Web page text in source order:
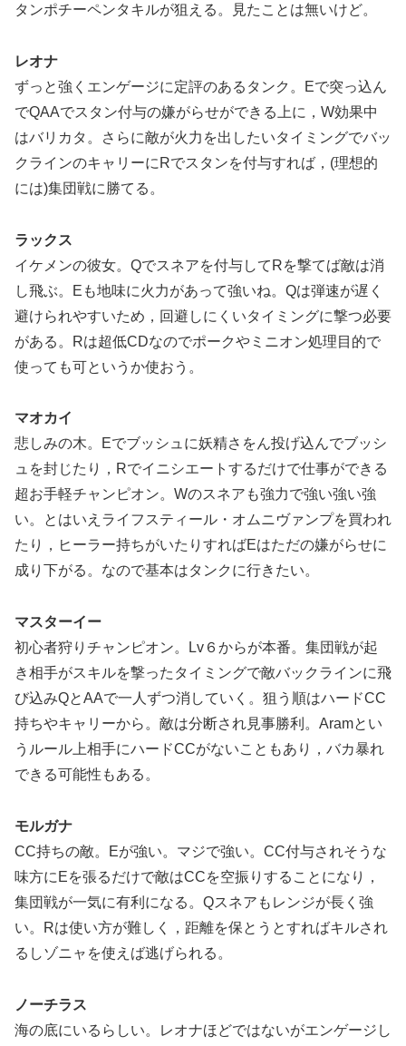
タンポチーペンタキルが狙える。見たことは無いけど。
レオナ
ずっと強くエンゲージに定評のあるタンク。Eで突っ込ん
でQAAでスタン付与の嫌がらせができる上に，W効果中
はバリカタ。さらに敵が火力を出したいタイミングでバッ
クラインのキャリーにRでスタンを付与すれば，(理想的
には)集団戦に勝てる。
ラックス
イケメンの彼女。Qでスネアを付与してRを撃てば敵は消
し飛ぶ。Eも地味に火力があって強いね。Qは弾速が遅く
避けられやすいため，回避しにくいタイミングに撃つ必要
がある。Rは超低CDなのでポークやミニオン処理目的で
使っても可というか使おう。
マオカイ
悲しみの木。Eでブッシュに妖精さをん投げ込んでブッシ
ュを封じたり，Rでイニシエートするだけで仕事ができる
超お手軽チャンピオン。Wのスネアも強力で強い強い強
い。とはいえライフスティール・オムニヴァンプを買われ
たり，ヒーラー持ちがいたりすればEはただの嫌がらせに
成り下がる。なので基本はタンクに行きたい。
マスターイー
初心者狩りチャンピオン。Lv６からが本番。集団戦が起
き相手がスキルを撃ったタイミングで敵バックラインに飛
び込みQとAAで一人ずつ消していく。狙う順はハードCC
持ちやキャリーから。敵は分断され見事勝利。Aramとい
うルール上相手にハードCCがないこともあり，バカ暴れ
できる可能性もある。
モルガナ
CC持ちの敵。Eが強い。マジで強い。CC付与されそうな
味方にEを張るだけで敵はCCを空振りすることになり，
集団戦が一気に有利になる。Qスネアもレンジが長く強
い。Rは使い方が難しく，距離を保とうとすればキルされ
るしゾニャを使えば逃げられる。
ノーチラス
海の底にいるらしい。レオナほどではないがエンゲージし